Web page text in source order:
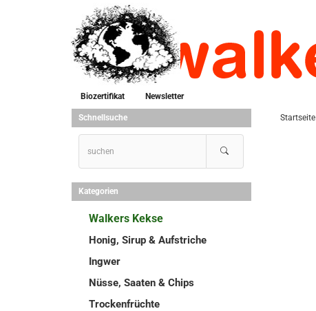
Biozertifikat Newsletter
Startseite
Schnellsuche
Kategorien
Walkers Kekse
Honig, Sirup & Aufstriche
Ingwer
Nüsse, Saaten & Chips
Trockenfrüchte